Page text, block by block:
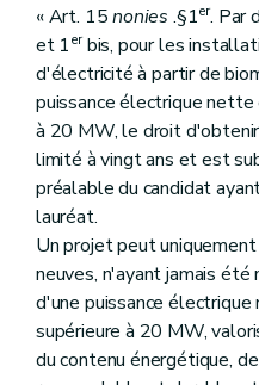
« Art. 15nonies .§1er. Par
et 1erbis, pour les
d'électricité à partir de
puissance électrique
à 20 MW, le droit
limité à vingt ans et est
préalable du candidat
lauréat.
Un projet peut
neuves, n'ayant jamais été
d'une puissance
supérieure à 20 MW,
du contenu énergétique,